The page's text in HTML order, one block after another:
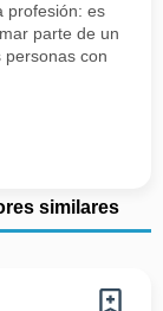
profesión: es
parte de un
con
similares